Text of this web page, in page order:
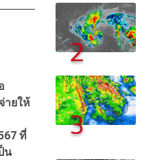
ายให้
ที่
น
2
3